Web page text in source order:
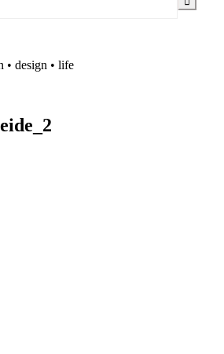
• design • life